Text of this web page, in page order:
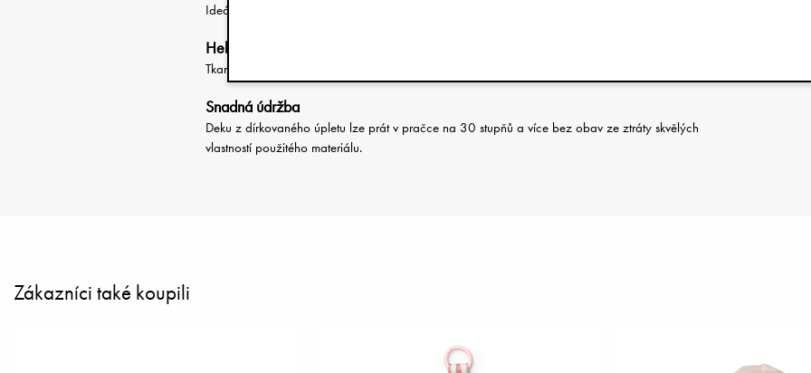
Ideální pro celoroční použití ve venkovním i vnitřním prostředí.
Heboučká na dotek
Tkanina se vzhledem kašmíru je příjemná k citlivé dětské pokožce.
Snadná údržba
Deku z dírkovaného úpletu lze prát v pračce na 30 stupňů a více bez obav ze ztráty skvělých
vlastností použitého materiálu.
Zákazníci také koupili